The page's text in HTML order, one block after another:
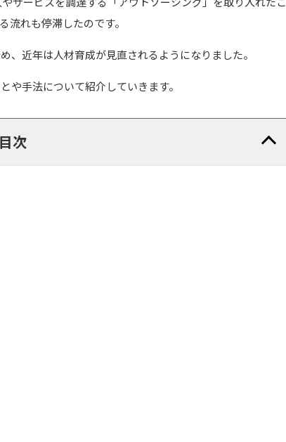
流れも停滞したのです。
、近年は人材育成が見直されるようになりました。
や手法について紹介していきます。
目次